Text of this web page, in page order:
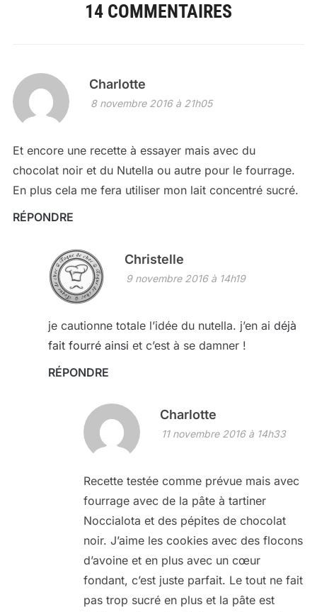
14 COMMENTAIRES
Charlotte
8 novembre 2016 à 21h05
Et encore une recette à essayer mais avec du
chocolat noir et du Nutella ou autre pour le fourrage.
En plus cela me fera utiliser mon lait concentré sucré.
RÉPONDRE
Christelle
9 novembre 2016 à 14h19
je cautionne totale l’idée du nutella. j’en ai déjà
fait fourré ainsi et c’est à se damner !
RÉPONDRE
Charlotte
11 novembre 2016 à 14h33
Recette testée comme prévue mais avec
fourrage avec de la pâte à tartiner
Noccialota et des pépites de chocolat
noir. J’aime les cookies avec des flocons
d’avoine et en plus avec un cœur
fondant, c’est juste parfait. Le tout ne fait
pas trop sucré en plus et la pâte est